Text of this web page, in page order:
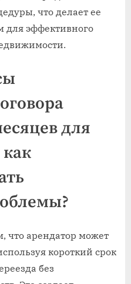
что делает ее
для эффективного
для
что арендатор может
короткий срок
без